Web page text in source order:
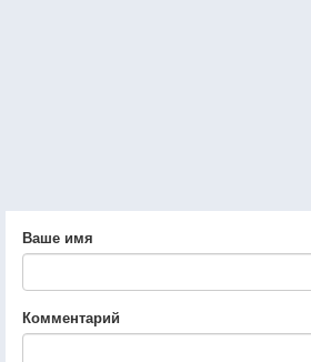
Ваше имя
Комментарий